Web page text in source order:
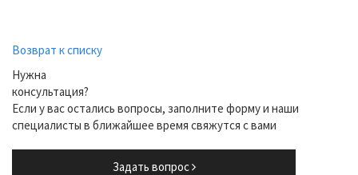
Возврат к списку
Нужна
консультация?
Если у вас остались вопросы, заполните форму и наши
специалисты в ближайшее время свяжутся с вами
Задать вопрос